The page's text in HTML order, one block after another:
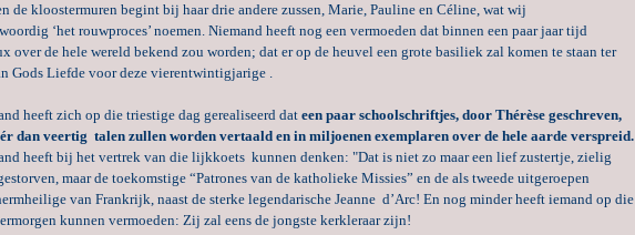
de kloostermuren begint bij haar drie andere zussen, Marie, Pauline en Céline, wat wij
‘het rouwproces’ noemen. Niemand heeft nog een vermoeden dat binnen een paar jaar tijd
over de hele wereld bekend zou worden; dat er op de heuvel een grote basiliek zal komen te staan ter
Gods Liefde voor deze vierentwintigjarige .
heeft zich op die triestige dag gerealiseerd dateen paar schoolschriftjes, door Thérèse geschreven,
dan veertig talen zullen worden vertaald en in miljoenen exemplaren over de hele aarde verspreid.
heeft bij het vertrek van die lijkkoets kunnen denken: "Dat is niet zo maar een lief zustertje, zielig
maar de toekomstige “Patrones van de katholieke Missies” en de als tweede uitgeroepen
van Frankrijk, naast de sterke legendarische Jeanne d’Arc! En nog minder heeft iemand op die
kunnen vermoeden: Zij zal eens de jongste kerkleraar zijn!